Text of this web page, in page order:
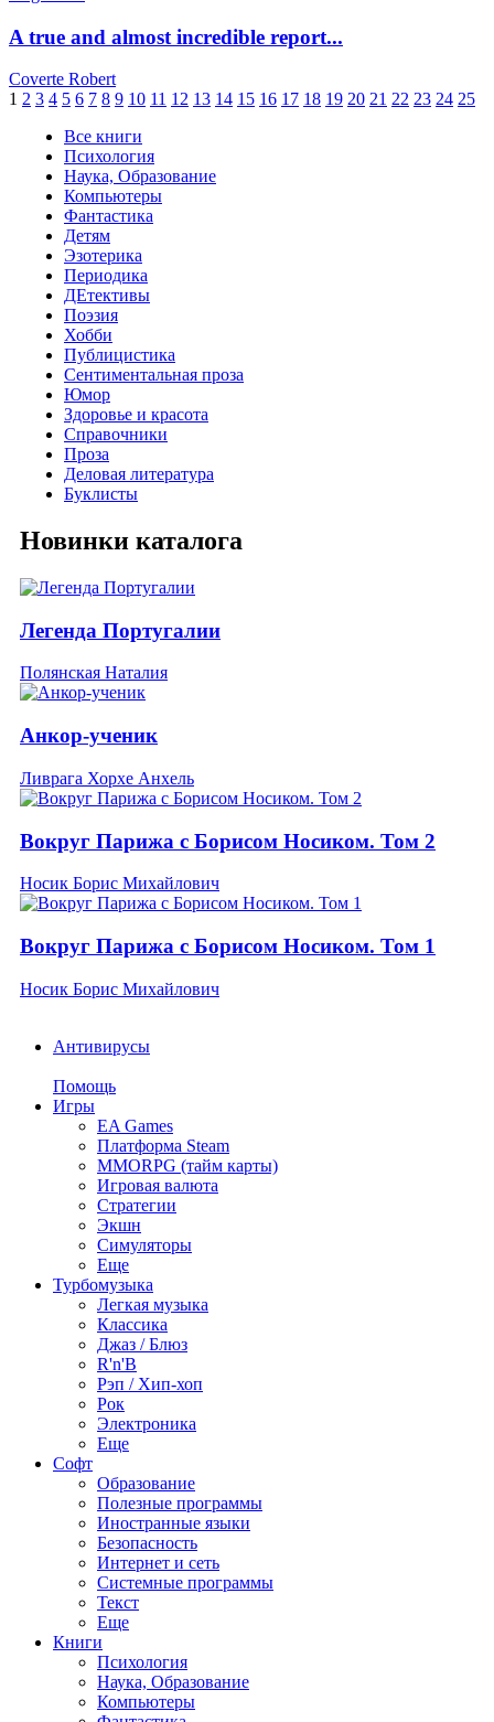
A true and almost incredible report...
Coverte Robert
1 2 3 4 5 6 7 8 9 10 11 12 13 14 15 16 17 18 19 20 21 22 23 24 25
Все книги
Психология
Наука, Образование
Компьютеры
Фантастика
Детям
Эзотерика
Периодика
ДЕтективы
Поэзия
Хобби
Публицистика
Сентиментальная проза
Юмор
Здоровье и красота
Справочники
Проза
Деловая литература
Буклисты
Новинки каталога
Легенда Португалии
Полянская Наталия
Анкор-ученик
Ливрага Хорхе Анхель
Вокруг Парижа с Борисом Носиком. Том 2
Носик Борис Михайлович
Вокруг Парижа с Борисом Носиком. Том 1
Носик Борис Михайлович
Антивирусы
Помощь
Игры
EA Games
Платформа Steam
MMORPG (тайм карты)
Игровая валюта
Стратегии
Экшн
Симуляторы
Еще
Турбомузыка
Легкая музыка
Классика
Джаз / Блюз
R'n'B
Рэп / Хип-хоп
Рок
Электроника
Еще
Софт
Образование
Полезные программы
Иностранные языки
Безопасность
Интернет и сеть
Системные программы
Текст
Еще
Книги
Психология
Наука, Образование
Компьютеры